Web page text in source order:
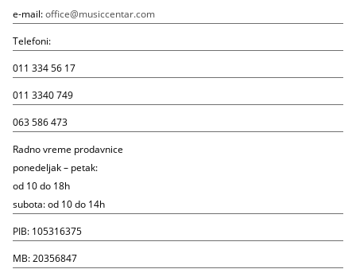
e-mail:office@musiccentar.com
Telefoni:
011 334 56 17
011 3340 749
063 586 473
Radno vreme prodavnice
ponedeljak – petak:
od 10 do 18h
subota: od 10 do 14h
PIB: 105316375
MB: 20356847